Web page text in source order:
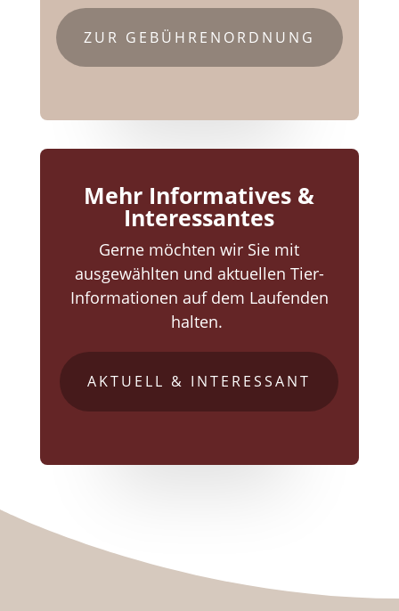
ZUR GEBÜHRENORDNUNG
Mehr Informatives &
Interessantes
Gerne möchten wir Sie mit
ausgewählten und aktuellen Tier-
Informationen auf dem Laufenden
halten.
AKTUELL & INTERESSANT